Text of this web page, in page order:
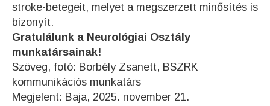
stroke-betegeit, melyet a megszerzett minősítés is
bizonyít.
Gratulálunk a Neurológiai Osztály
munkatársainak!
Szöveg, fotó: Borbély Zsanett, BSZRK
kommunikációs munkatárs
Megjelent: Baja, 2025. november 21.